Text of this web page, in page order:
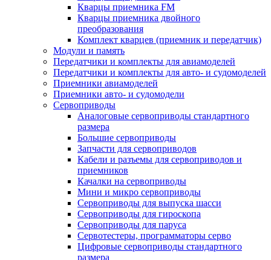
Кварцы приемника FM
Кварцы приемника двойного
преобразования
Комплект кварцев (приемник и передатчик)
Модули и память
Передатчики и комплекты для авиамоделей
Передатчики и комплекты для авто- и судомоделей
Приемники авиамоделей
Приемники авто- и судомодели
Сервоприводы
Аналоговые сервоприводы стандартного
размера
Большие сервоприводы
Запчасти для сервоприводов
Кабели и разъемы для сервоприводов и
приемников
Качалки на сервоприводы
Мини и микро сервоприводы
Сервоприводы для выпуска шасси
Сервоприводы для гироскопа
Сервоприводы для паруса
Сервотестеры, программаторы серво
Цифровые сервоприводы стандартного
размера